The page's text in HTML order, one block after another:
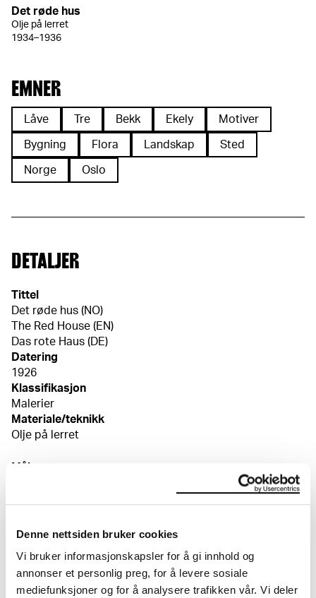
Denne nettsiden bruker cookies
Vi bruker informasjonskapsler for å gi innhold og
annonser et personlig preg, for å levere sosiale
mediefunksjoner og for å analysere trafikken vår. Vi deler
Det røde hus
Olje på lerret
1934–1936
EMNER
Låve Tre Bekk Ekely Motiver
Bygning Flora Landskap Sted
Norge Oslo
DETALJER
Tittel
Det røde hus (NO)
The Red House (EN)
Das rote Haus (DE)
Datering
1926
Klassifikasjon
Malerier
Materiale/teknikk
Olje på lerret
Mål
Kreditering
Bibliografi
Buchart, Dieter, "Edvard Munch – Ernst Ludwig
Kirchner", i Ernst Ludwig Kirchner – Edvard Munch,